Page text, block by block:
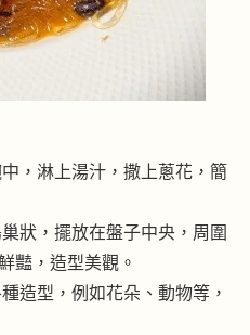
，淋上湯汁，撒上蔥花，簡
狀，擺放在盤子中央，周圍
豔，造型美觀。
造型，例如花朵、動物等，